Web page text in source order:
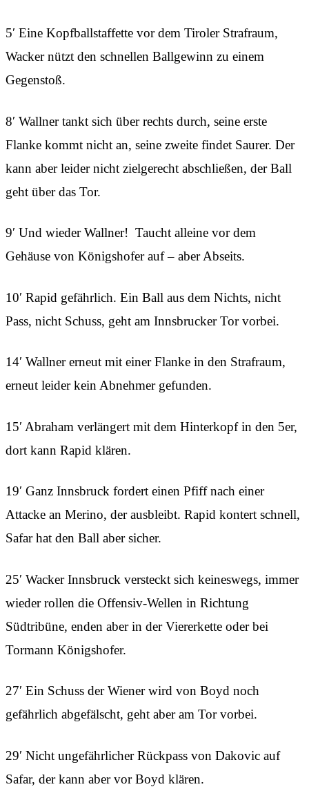
5′ Eine Kopfballstaffette vor dem Tiroler Strafraum,
Wacker nützt den schnellen Ballgewinn zu einem
Gegenstoß.
8′ Wallner tankt sich über rechts durch, seine erste
Flanke kommt nicht an, seine zweite findet Saurer. Der
kann aber leider nicht zielgerecht abschließen, der Ball
geht über das Tor.
9′ Und wieder Wallner! Taucht alleine vor dem
Gehäuse von Königshofer auf – aber Abseits.
10′ Rapid gefährlich. Ein Ball aus dem Nichts, nicht
Pass, nicht Schuss, geht am Innsbrucker Tor vorbei.
14′ Wallner erneut mit einer Flanke in den Strafraum,
erneut leider kein Abnehmer gefunden.
15′ Abraham verlängert mit dem Hinterkopf in den 5er,
dort kann Rapid klären.
19′ Ganz Innsbruck fordert einen Pfiff nach einer
Attacke an Merino, der ausbleibt. Rapid kontert schnell,
Safar hat den Ball aber sicher.
25′ Wacker Innsbruck versteckt sich keineswegs, immer
wieder rollen die Offensiv-Wellen in Richtung
Südtribüne, enden aber in der Viererkette oder bei
Tormann Königshofer.
27′ Ein Schuss der Wiener wird von Boyd noch
gefährlich abgefälscht, geht aber am Tor vorbei.
29′ Nicht ungefährlicher Rückpass von Dakovic auf
Safar, der kann aber vor Boyd klären.